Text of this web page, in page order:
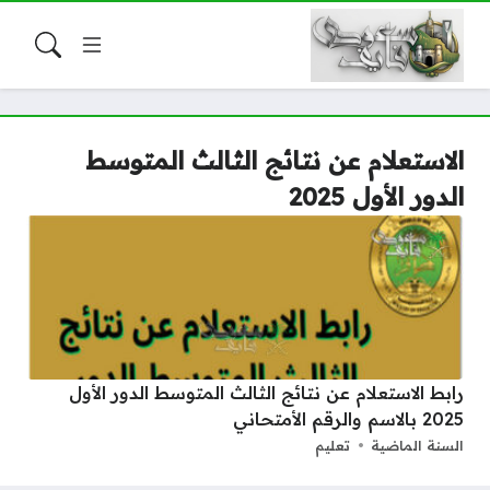
الاستعلام عن نتائج الثالث المتوسط
الدور الأول 2025
رابط الاستعلام عن نتائج الثالث المتوسط الدور الأول
2025 بالاسم والرقم الأمتحاني
السنة الماضية تعليم